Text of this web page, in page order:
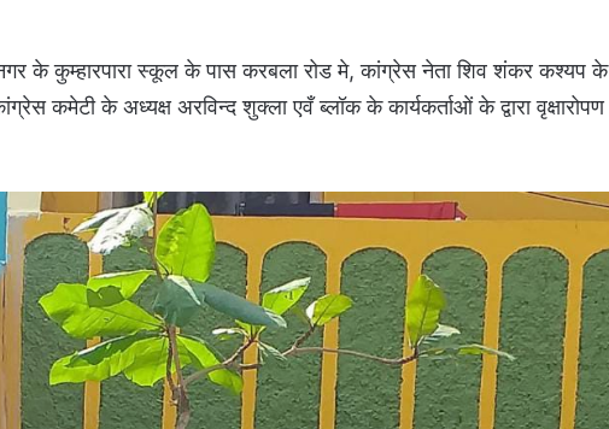
के कुम्हारपारा स्कूल के पास करबला रोड मे, कांग्रेस नेता शिव शंकर कश्यप के
कमेटी के अध्यक्ष अरविन्द शुक्ला एवँ ब्लॉक के कार्यकर्ताओं के द्वारा वृक्षारोपण